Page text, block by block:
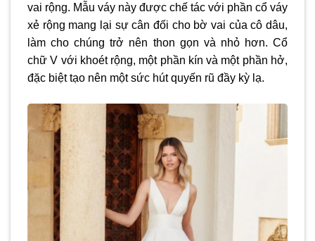
vai rộng. Mẫu váy này được chế tác với phần cổ váy
xẻ rộng mang lại sự cân đối cho bờ vai của cô dâu,
làm cho chúng trở nên thon gọn và nhỏ hơn. Cổ
chữ V với khoét rộng, một phần kín và một phần hở,
đặc biệt tạo nên một sức hút quyến rũ đầy kỳ lạ.